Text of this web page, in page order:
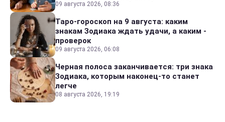
09 августа 2026, 08:36
Таро-гороскоп на 9 августа: каким
знакам Зодиака ждать удачи, а каким -
проверок
09 августа 2026, 06:08
Черная полоса заканчивается: три знака
Зодиака, которым наконец-то станет
легче
08 августа 2026, 19:19